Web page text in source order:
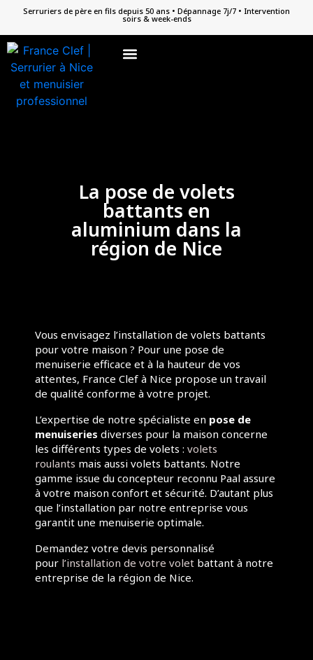
Serruriers de père en fils depuis 50 ans • Dépannage 7j/7 • Intervention
soirs & week-ends
La pose de volets
battants en
aluminium dans la
région de Nice
Vous envisagez l’installation de volets battants
pour votre maison ? Pour une pose de
menuiserie efficace et à la hauteur de vos
attentes, France Clef à Nice propose un travail
de qualité conforme à votre projet.
L’expertise de notre spécialiste en pose de
menuiseries diverses pour la maison concerne
les différents types de volets : volets
roulants mais aussi volets battants. Notre
gamme issue du concepteur reconnu Paal assure
à votre maison confort et sécurité. D’autant plus
que l’installation par notre entreprise vous
garantit une menuiserie optimale.
Demandez votre devis personnalisé
pour l’installation de votre volet battant à notre
entreprise de la région de Nice.